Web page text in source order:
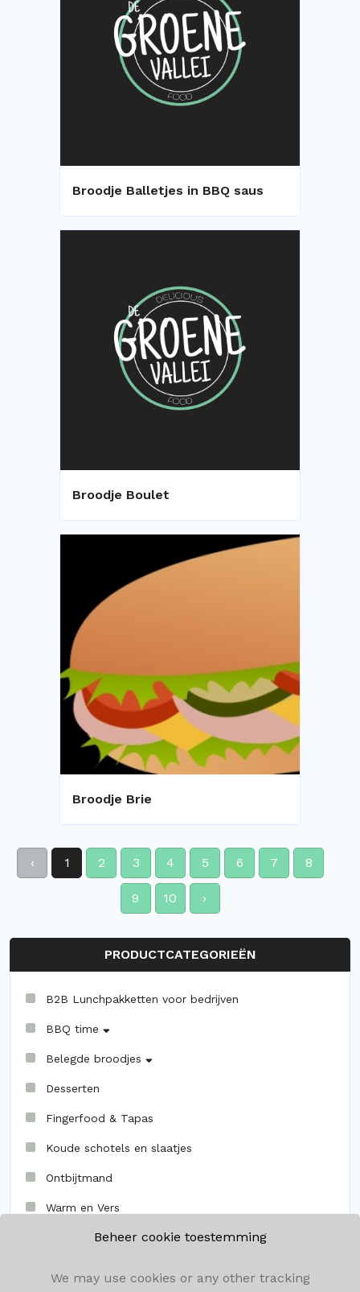
PRODUCTCATEGORIEËN
B2B Lunchpakketten voor bedrijven
BBQ time
Belegde broodjes
Desserten
Fingerfood & Tapas
Koude schotels en slaatjes
Ontbijtmand
Warm en Vers
Broodje Balletjes in BBQ saus
Broodje Boulet
Broodje Brie
‹ 1 2 3 4 5 6 7 8
9 10 ›
Beheer cookie toestemming
We may use cookies or any other tracking